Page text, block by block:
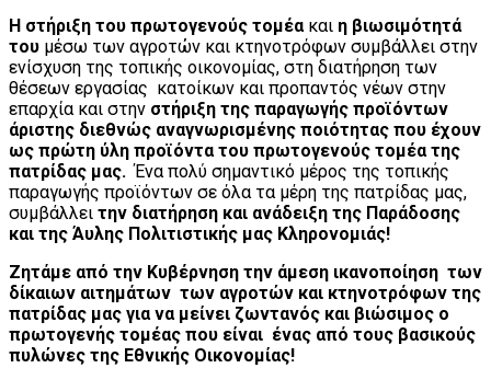
Η στήριξη του πρωτογενούς τομέακαι η βιωσιμότητά
του μέσω των αγροτών και κτηνοτρόφων συμβάλλει στην
ενίσχυση της τοπικής οικονομίας, στη διατήρηση των
θέσεων εργασίας κατοίκων και προπαντός νέων στην
επαρχία και στην στήριξη της παραγωγής προϊόντων
άριστης διεθνώς αναγνωρισμένης ποιότητας που έχουν
ως πρώτη ύλη προϊόντα του πρωτογενούς τομέα της
πατρίδας μας. Ένα πολύ σημαντικό μέρος της τοπικής
παραγωγής προϊόντων σε όλα τα μέρη της πατρίδας μας,
συμβάλλει την διατήρηση και ανάδειξη της Παράδοσης
και της Άυλης Πολιτιστικής μας Κληρονομιάς!
Ζητάμε από την Κυβέρνηση την άμεση ικανοποίηση των
δίκαιων αιτημάτων των αγροτών και κτηνοτρόφων της
πατρίδας μας για να μείνει ζωντανός και βιώσιμος ο
πρωτογενής τομέας που είναι ένας από τους βασικούς
πυλώνες της Εθνικής Οικονομίας!